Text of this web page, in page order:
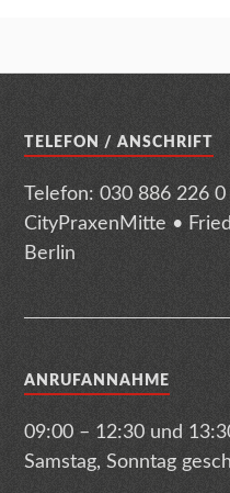
TELEFON / ANSCHRIFT
Telefon: 030 886 226 0
CityPraxenMitte •
Berlin
ANRUFANNAHME
09:00 – 12:30 und
Samstag, Sonntag